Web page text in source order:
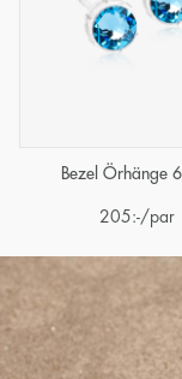
Bezel Örhänge
205:-/par